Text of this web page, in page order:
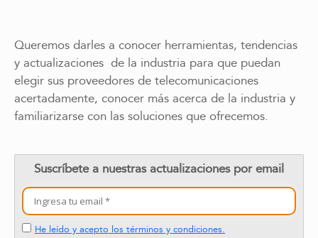
Queremos darles a conocer herramientas, tendencias
y actualizaciones de la industria para que puedan
elegir sus proveedores de telecomunicaciones
acertadamente, conocer más acerca de la industria y
familiarizarse con las soluciones que ofrecemos.
Suscríbete a nuestras actualizaciones por email
He leído y acepto los términos y condiciones.